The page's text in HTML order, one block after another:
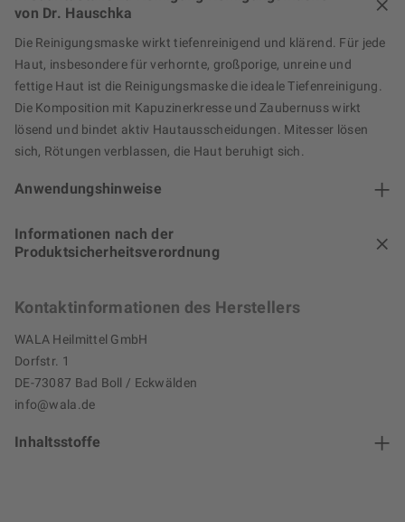
von Dr. Hauschka
Die Reinigungsmaske wirkt tiefenreinigend und klärend. Für jede
Haut, insbesondere für verhornte, großporige, unreine und
fettige Haut ist die Reinigungsmaske die ideale Tiefenreinigung.
Die Komposition mit Kapuzinerkresse und Zaubernuss wirkt
lösend und bindet aktiv Hautausscheidungen. Mitesser lösen
sich, Rötungen verblassen, die Haut beruhigt sich.
Anwendungshinweise
Informationen nach der
Produktsicherheitsverordnung
Kontaktinformationen des Herstellers
WALA Heilmittel GmbH
Dorfstr. 1
DE-73087 Bad Boll / Eckwälden
info@wala.de
Inhaltsstoffe